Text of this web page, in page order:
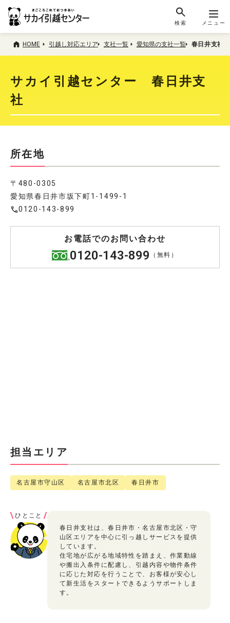
検索 メニュー
HOME 引越し対応エリア 支社一覧 愛知県の支社一覧 春日井支社
サカイ引越センター 春日井支
社
所在地
〒480-0305
愛知県春日井市坂下町1-1499-1
0120-143-899
お電話でのお問い合わせ
0120-143-899 （無料）
担当エリア
名古屋市守山区 名古屋市北区 春日井市
ひとこと
春日井支社は、春日井市・名古屋市北区・守
山区エリアを中心に引っ越しサービスを提供
しています。
住宅地が広がる地域特性を踏まえ、作業動線
や搬出入条件に配慮し、引越内容や物件条件
に応じた対応を行うことで、お客様が安心し
て新生活をスタートできるようサポートしま
す。